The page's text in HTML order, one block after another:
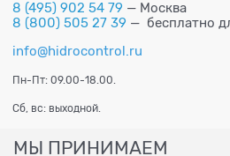
8 (495) 902 54 79 — Москва
8 (800) 505 27 39 — бесплатно
info@hidrocontrol.ru
Пн-Пт: 09.00-18.00.
Сб, вс: выходной.
МЫ ПРИНИМАЕМ